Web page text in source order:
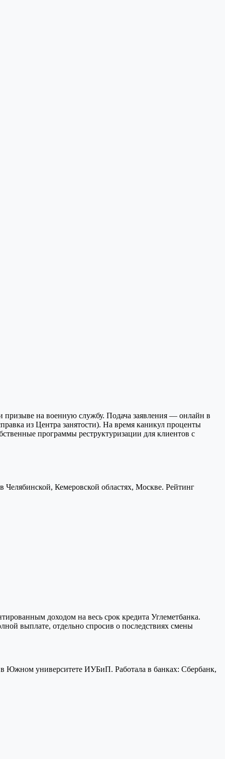
призыве на военную службу. Подача заявления — онлайн в
из Центра занятости). На время каникул проценты
программы реструктуризации для клиентов с
Кемеровской областях, Москве. Рейтинг
доходом на весь срок кредита Углеметбанка.
выплате, отдельно спросив о последствиях смены
Южном университете ИУБиП. Работала в банках: Сбербанк,